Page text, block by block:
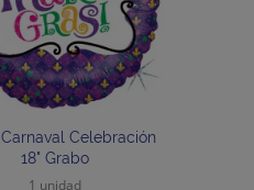
Celebración
18" Grabo
1 unidad